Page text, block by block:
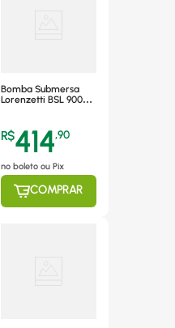
Bomba Submersa
Lorenzetti BSL 900
R$414,90
no boleto ou Pix
COMPRAR